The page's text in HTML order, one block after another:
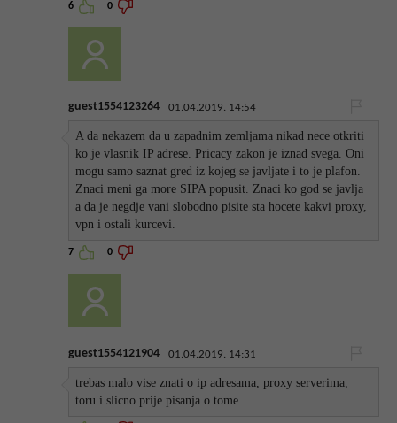
6 0
guest1554123264 01.04.2019. 14:54
A da nekazem da u zapadnim zemljama nikad nece otkriti
ko je vlasnik IP adrese. Pricacy zakon je iznad svega. Oni
mogu samo saznat gred iz kojeg se javljate i to je plafon.
Znaci meni ga more SIPA popusit. Znaci ko god se javlja
a da je negdje vani slobodno pisite sta hocete kakvi proxy,
vpn i ostali kurcevi.
7 0
guest1554121904 01.04.2019. 14:31
trebas malo vise znati o ip adresama, proxy serverima,
toru i slicno prije pisanja o tome